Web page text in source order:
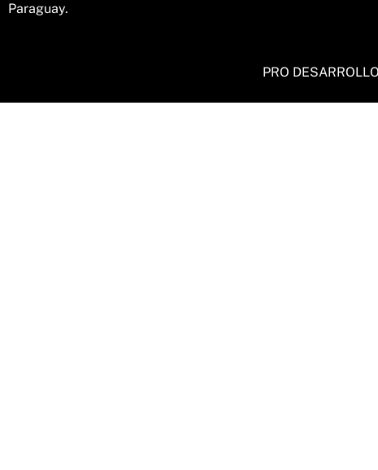
Paraguay.
PRO